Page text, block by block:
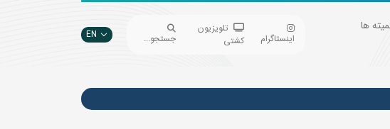
ها
اینستاگرام
تلویزیون
کشتی
جستجو... EN